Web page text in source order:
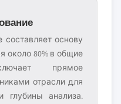
составляет основу
около 80% в общие
прямое
отрасли для
глубины анализа.